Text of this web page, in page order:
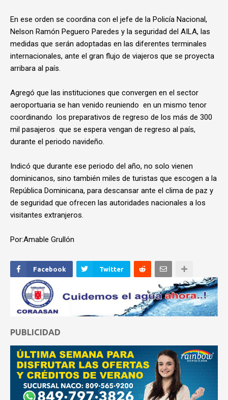
En ese orden se coordina con el jefe de la Policía Nacional,
Nelson Ramón Peguero Paredes y la seguridad del AILA, las
medidas que serán adoptadas en las diferentes terminales
internacionales, ante el gran flujo de viajeros que se proyecta
arribara al país.
Agregó que las instituciones que convergen en el sector
aeroportuaria se han venido reuniendo en un mismo tenor
coordinando los preparativos de regreso de los más de 300
mil pasajeros que se espera vengan de regreso al país,
durante el periodo navideño.
Indicó que durante ese periodo del año, no solo vienen
dominicanos, sino también miles de turistas que escogen a la
República Dominicana, para descansar ante el clima de paz y
de seguridad que ofrecen las autoridades nacionales a los
visitantes extranjeros.
Por:Amable Grullón
Facebook Twitter
PUBLICIDAD